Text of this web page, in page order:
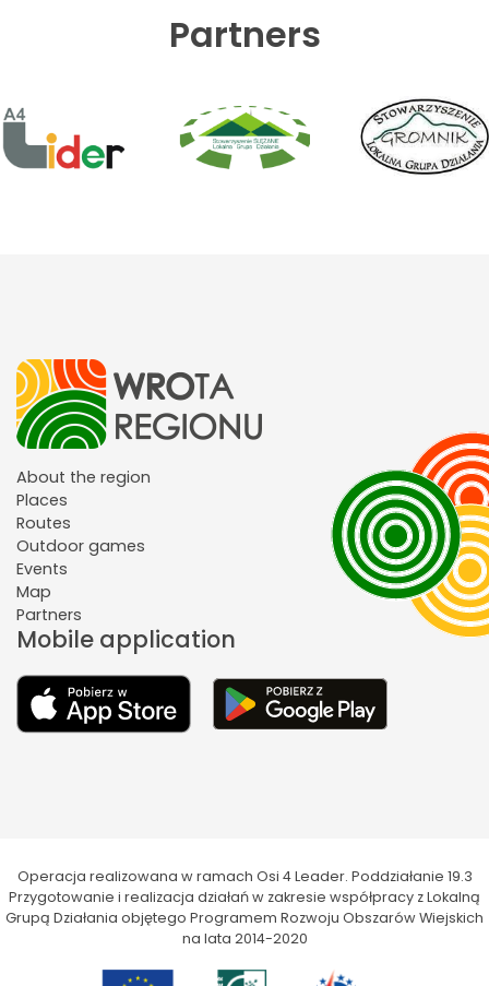
Partners
About the region
Places
Routes
Outdoor games
Events
Map
Partners
Mobile application
Operacja realizowana w ramach Osi 4 Leader. Poddziałanie 19.3
Przygotowanie i realizacja działań w zakresie współpracy z Lokalną
Grupą Działania objętego Programem Rozwoju Obszarów Wiejskich
na lata 2014-2020